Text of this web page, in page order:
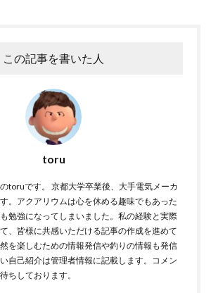
この記事を書いた人
toru
toruです。 京都大学卒業後、大手電気メーカ
。アクアリウムは心を休める趣味でもあった
勉強になってしまいました。私の経験と実際
、皆様に共感いただける記事の作成を進めて
を楽しむための情報発信や釣りの情報も発信
自己紹介は管理者情報に記載します。コメン
ちしております。